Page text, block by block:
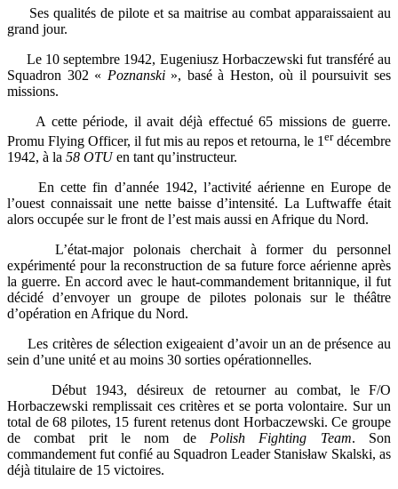
Ses qualités de pilote et sa maitrise au combat apparaissaient au
grand jour.
Le 10 septembre 1942, Eugeniusz Horbaczewski fut transféré au
Squadron 302 « Poznanski », basé à Heston, où il poursuivit ses
missions.
A cette période, il avait déjà effectué 65 missions de guerre.
Promu Flying Officer, il fut mis au repos et retourna, le 1 erdécembre
1942, à la 58 OTUen tant qu’instructeur.
En cette fin d’année 1942, l’activité aérienne en Europe de
l’ouest connaissait une nette baisse d’intensité. La Luftwaffe était
alors occupée sur le front de l’est mais aussi en Afrique du Nord.
L’état-major polonais cherchait à former du personnel
expérimenté pour la reconstruction de sa future force aérienne après
la guerre. En accord avec le haut-commandement britannique, il fut
décidé d’envoyer un groupe de pilotes polonais sur le théâtre
d’opération en Afrique du Nord.
Les critères de sélection exigeaient d’avoir un an de présence au
sein d’une unité et au moins 30 sorties opérationnelles.
Début 1943, désireux de retourner au combat, le F/O
Horbaczewski remplissait ces critères et se porta volontaire. Sur un
total de 68 pilotes, 15 furent retenus dont Horbaczewski. Ce groupe
de combat prit le nom de Polish Fighting Team. Son
commandement fut confié au Squadron Leader Stanisław Skalski, as
déjà titulaire de 15 victoires.